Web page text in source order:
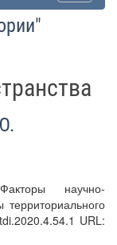
"
научно-
территориального
URL: